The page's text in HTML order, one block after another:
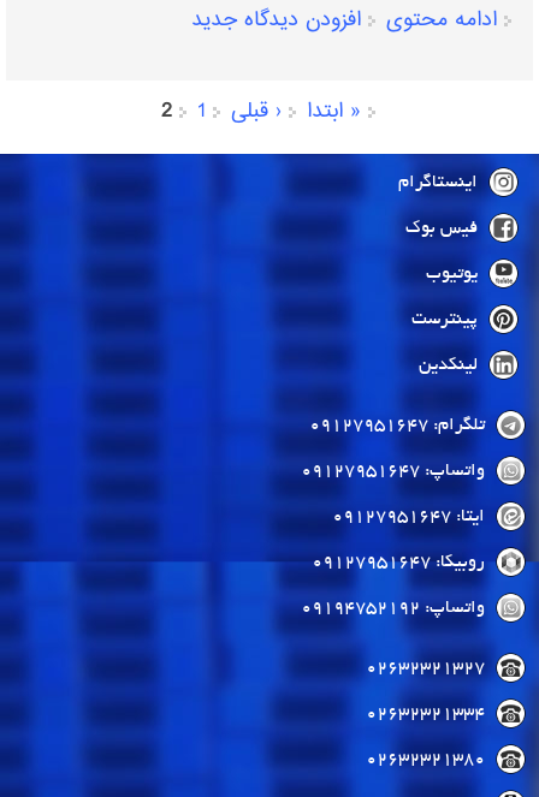
ادامه محتوی
افزودن دیدگاه جدید
صفحه‌ها
« ابتدا ‹ قبلی 1
2
اینستاگرام
فیس بوک
یوتیوب
پینترست
لینکدین
تلگرام: 09127951647
واتساپ: 09127951647
ایتا: 09127951647
روبیکا: 09127951647
واتساپ: 09194752192
02632321327
02632321334
02632321380